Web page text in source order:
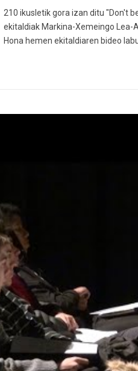
210 ikusletik gora izan ditu "Don't
ekitaldiak Markina-Xemeingo Lea-
Hona hemen ekitaldiaren bideo